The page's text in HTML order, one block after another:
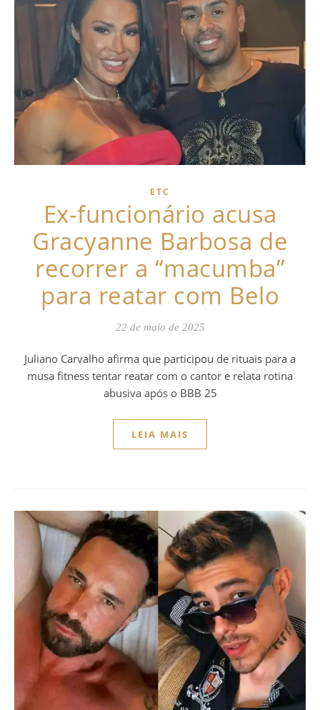
ETC
Ex-funcionário acusa
Gracyanne Barbosa de
recorrer a “macumba”
para reatar com Belo
22 de maio de 2025
Juliano Carvalho afirma que participou de rituais para a
musa fitness tentar reatar com o cantor e relata rotina
abusiva após o BBB 25
LEIA MAIS